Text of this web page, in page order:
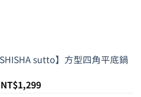
sutto】方型四角平底鍋
NT$1,299